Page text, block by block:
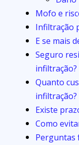
Mofo e
Infiltração
E se mais
Seguro
infiltração?
Quanto
infiltração?
Existe
Como
Perguntas